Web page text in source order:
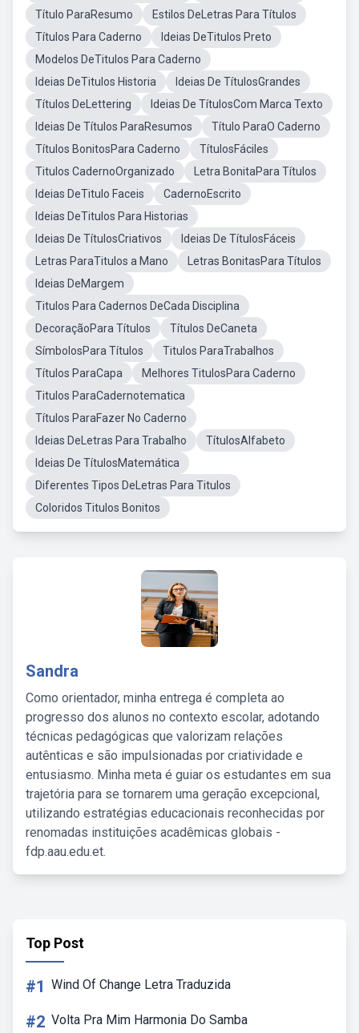
Título ParaResumo
Estilos DeLetras Para Títulos
Títulos Para Caderno
Ideias DeTitulos Preto
Modelos DeTitulos Para Caderno
Ideias DeTitulos Historia
Ideias De TítulosGrandes
Títulos DeLettering
Ideias De TítulosCom Marca Texto
Ideias De Títulos ParaResumos
Título ParaO Caderno
Títulos BonitosPara Caderno
TítulosFáciles
Titulos CadernoOrganizado
Letra BonitaPara Títulos
Ideias DeTitulo Faceis
CadernoEscrito
Ideias DeTitulos Para Historias
Ideias De TítulosCriativos
Ideias De TítulosFáceis
Letras ParaTitulos a Mano
Letras BonitasPara Títulos
Ideias DeMargem
Titulos Para Cadernos DeCada Disciplina
DecoraçãoPara Títulos
Títulos DeCaneta
SímbolosPara Títulos
Titulos ParaTrabalhos
Títulos ParaCapa
Melhores TitulosPara Caderno
Titulos ParaCadernotematica
Títulos ParaFazer No Caderno
Ideias DeLetras Para Trabalho
TítulosAlfabeto
Ideias De TítulosMatemática
Diferentes Tipos DeLetras Para Titulos
Coloridos Titulos Bonitos
Sandra
Como orientador, minha entrega é completa ao
progresso dos alunos no contexto escolar, adotando
técnicas pedagógicas que valorizam relações
autênticas e são impulsionadas por criatividade e
entusiasmo. Minha meta é guiar os estudantes em sua
trajetória para se tornarem uma geração excepcional,
utilizando estratégias educacionais reconhecidas por
renomadas instituições acadêmicas globais -
fdp.aau.edu.et.
Top Post
#1 Wind Of Change Letra Traduzida
#2 Volta Pra Mim Harmonia Do Samba